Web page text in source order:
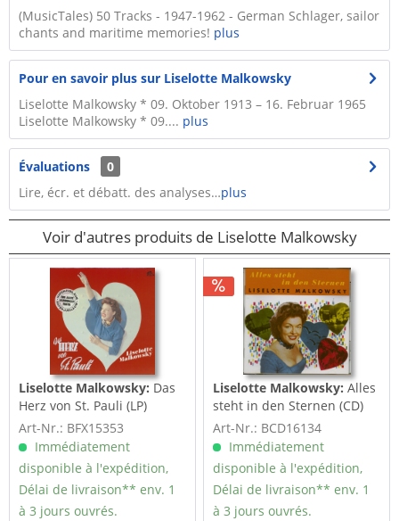
(MusicTales) 50 Tracks - 1947-1962 - German Schlager, sailor
chants and maritime memories! plus
Pour en savoir plus sur Liselotte Malkowsky
Liselotte Malkowsky * 09. Oktober 1913 – 16. Februar 1965
Liselotte Malkowsky * 09.... plus
Évaluations
0
Lire, écr. et débatt. des analyses…plus
Voir d'autres produits de Liselotte Malkowsky
Liselotte Malkowsky: Das
Herz von St. Pauli (LP)
Art-Nr.: BFX15353
Immédiatement
disponible à l'expédition,
Délai de livraison** env. 1
à 3 jours ouvrés.
Liselotte Malkowsky: Alles
steht in den Sternen (CD)
Art-Nr.: BCD16134
Immédiatement
disponible à l'expédition,
Délai de livraison** env. 1
à 3 jours ouvrés.